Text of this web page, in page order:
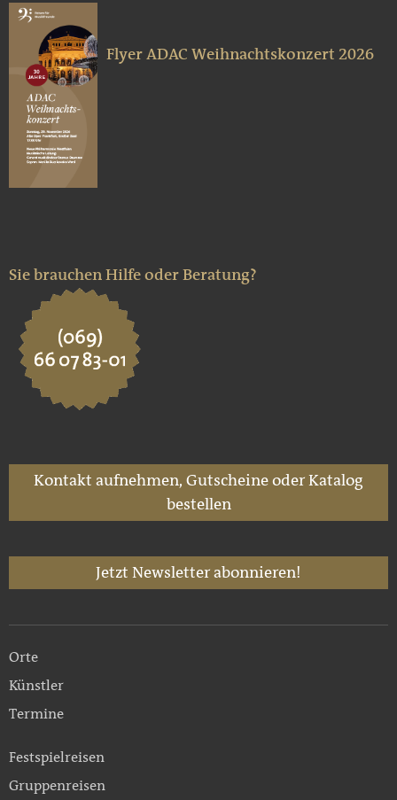
Flyer ADAC Weihnachtskonzert 2026
Sie brauchen Hilfe oder Beratung?
Kontakt aufnehmen, Gutscheine oder Katalog
bestellen
Jetzt Newsletter abonnieren!
Orte
Künstler
Termine
Festspielreisen
Gruppenreisen